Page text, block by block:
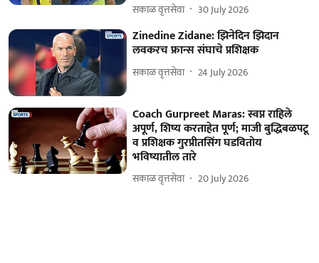
सकाळ वृत्तसेवा 30 July 2026
Zinedine Zidane: झिनेदिन झिदान
लवकरच फ्रान्स संघाचे प्रशिक्षक
सकाळ वृत्तसेवा 24 July 2026
Coach Gurpreet Maras: स्वप्न राहिले
अपूर्ण, शिष्य करताहेत पूर्ण; माजी बुद्धिबळपटू
व प्रशिक्षक गुरप्रीतसिंग घडवितोय
भविष्यातील तारे
सकाळ वृत्तसेवा 20 July 2026